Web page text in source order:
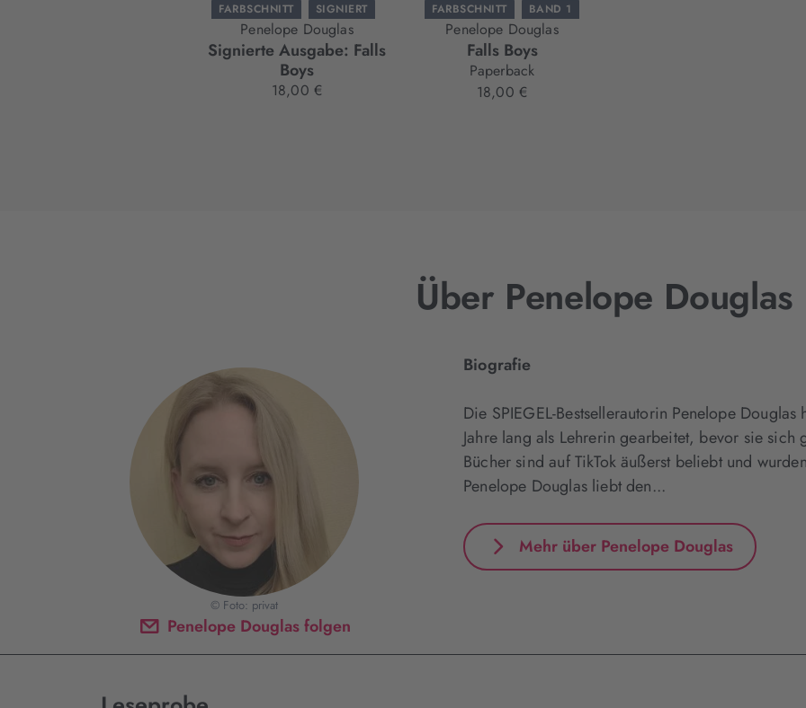
FARBSCHNITT
SIGNIERT
BAND 1Penelope Douglas
Signierte Ausgabe: Falls
Boys
18,00 €
FARBSCHNITT BAND 1
Penelope Douglas
Falls Boys
Paperback
18,00 €
Über Penelope Douglas
Penelope Douglas folgen
© Foto: privat
Biografie
Die SPIEGEL-Bestsellerautorin Penelope
Jahre lang als Lehrerin gearbeitet, bevor sie sich
Bücher sind auf TikTok äußerst beliebt und
Penelope Douglas liebt den...
Mehr über Penelope Douglas